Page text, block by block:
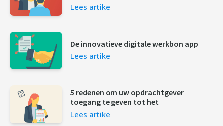
Lees artikel
De innovatieve digitale werkbon app
Lees artikel
5 redenen om uw opdrachtgever
toegang te geven tot het
Lees artikel